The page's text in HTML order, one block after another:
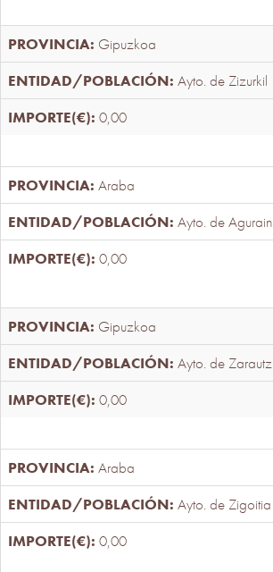
Gipuzkoa
Ayto. de Zizurkil
0,00
Araba
Ayto. de Agurain
0,00
Gipuzkoa
Ayto. de Zarautz
0,00
Araba
Ayto. de Zigoitia
0,00